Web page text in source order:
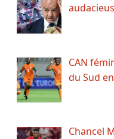
CAN
du Sud
Chancel